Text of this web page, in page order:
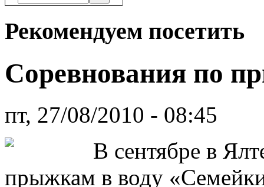
Рекомендуем посетить
Cоревнования по
пт, 27/08/2010 - 08:45
В сентябре в
прыжкам в воду